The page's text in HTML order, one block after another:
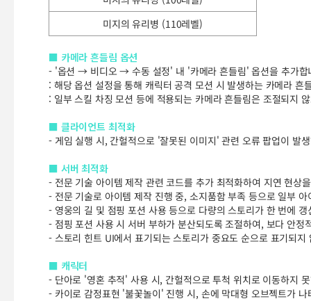
미지의 유리병 (110레벨)
■ 카메라 흔들림 옵션
- '옵션 → 비디오 → 수동 설정' 내 '카메라 흔들림' 옵션을 추가합
: 해당 옵션 설정을 통해 캐릭터 공격 모션 시 발생하는 카메라 흔
: 일부 스킬 차징 모션 등에 적용되는 카메라 흔들림은 조절되지
■ 클라이언트 최적화
- 게임 실행 시, 간헐적으로 '잘못된 이미지' 관련 오류 팝업이 발
■ 서버 최적화
- 전문 기술 아이템 제작 관련 코드를 추가 최적화하여 지연 현상
- 전문 기술로 아이템 제작 진행 중, 소지품함 부족 등으로 일부
- 영웅의 길 및 점핑 포션 사용 등으로 다량의 스토리가 한 번에
- 점핑 포션 사용 시 서버 부하가 분산되도록 조절하여, 보다 안정
- 스토리 힌트 UI에서 표기되는 스토리가 중요도 순으로 표기되지
■ 캐릭터
- 단아로 '영혼 추적' 사용 시, 간헐적으로 투척 위치로 이동하지
- 카이로 감정표현 '불꽃놀이' 진행 시, 손에 막대형 오브젝트가